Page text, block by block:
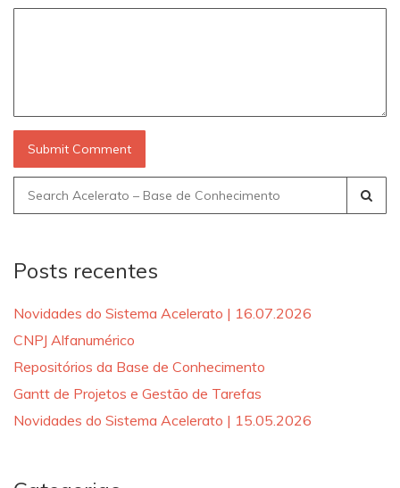
Search
for:
Posts recentes
Novidades do Sistema Acelerato | 16.07.2026
CNPJ Alfanumérico
Repositórios da Base de Conhecimento
Gantt de Projetos e Gestão de Tarefas
Novidades do Sistema Acelerato | 15.05.2026